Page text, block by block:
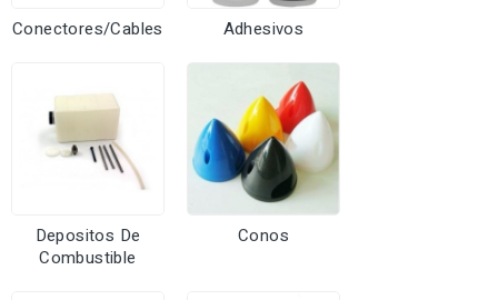
Conectores/Cables Adhesivos
Depositos De
Combustible
Conos